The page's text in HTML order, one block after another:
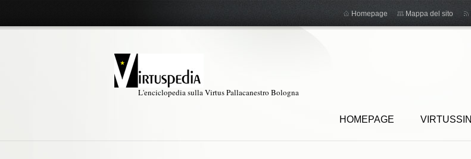
L'enciclopedia sulla Virtus Pallacanestro Bologna
HOMEPAGE VIRTUSSINI
Homepage Mappa del sito